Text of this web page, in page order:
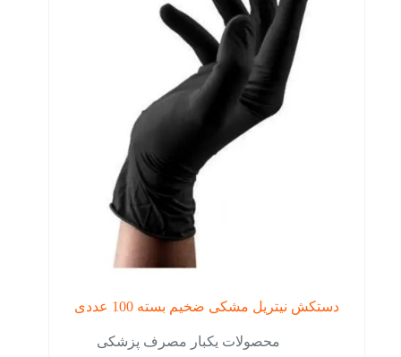
دستکش نیتریل مشکی ضخیم بسته 100 عددی
محصولات یکبار مصرف پزشکی